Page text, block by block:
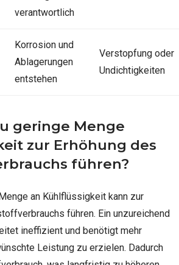
verantwortlich
Korrosion und
Ablagerungen
entstehen
Verstopfung oder
Undichtigkeiten
geringe Menge
zur Erhöhung des
führen?
an Kühlflüssigkeit kann zur
führen. Ein unzureichend
ineffizient und benötigt mehr
Leistung zu erzielen. Dadurch